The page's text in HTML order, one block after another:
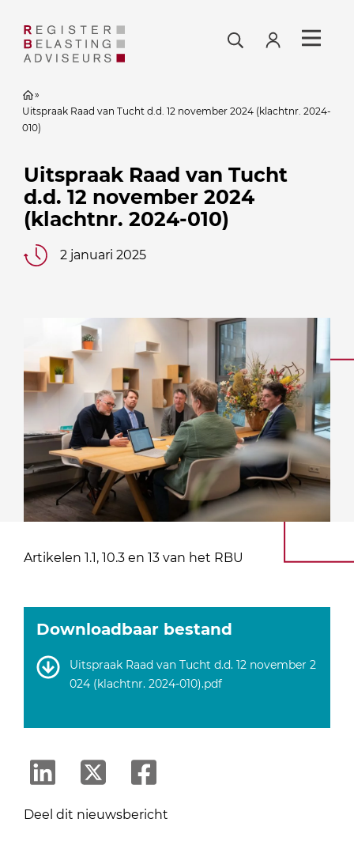
»
Uitspraak Raad van Tucht d.d. 12 november 2024 (klachtnr. 2024-
010)
Uitspraak Raad van Tucht
d.d. 12 november 2024
(klachtnr. 2024-010)
2 januari 2025
Artikelen 1.1, 10.3 en 13 van het RBU
Downloadbaar bestand
Uitspraak Raad van Tucht d.d. 12 november 2
024 (klachtnr. 2024-010).pdf
Deel dit nieuwsbericht